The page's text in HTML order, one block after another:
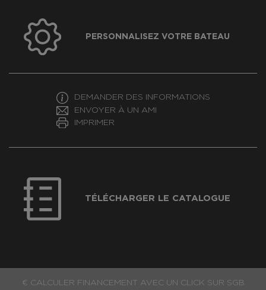
PERSONNALISEZ VOTRE BATEAU
DEMANDER DES INFORMATIONS
ENVOYER À UN AMI
IMPRIMER
TÉLÉCHARGER LE CATALOGUE
€ CALCULER FINANCEMENT AVEC UN CLICK SUR SGB